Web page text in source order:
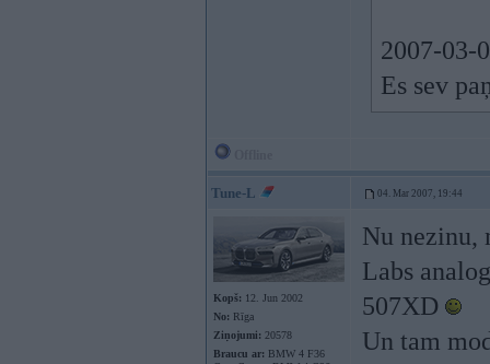
2007-03-
Es sev
Tune-L 04. Mar 2007, 19:44
Kopš: 12. Jun 2002
No: Rīga
Ziņojumi: 20578
Braucu ar: BMW 4 F36
Nu nezinu,
Labs
507XD
Un tam